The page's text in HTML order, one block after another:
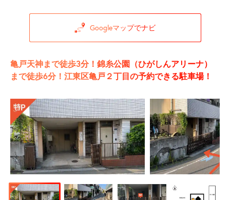
Googleマップでナビ
亀戸天神まで徒歩3分！錦糸公園（ひがしんアリーナ）
まで徒歩6分！江東区亀戸２丁目の予約できる駐車場！